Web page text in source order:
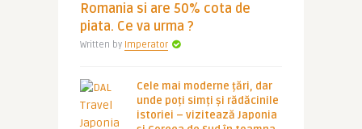
Romania si are 50% cota de
piata. Ce va urma ?
Written by Imperator
Cele mai moderne țări, dar
unde poți simți și rădăcinile
istoriei – vizitează Japonia